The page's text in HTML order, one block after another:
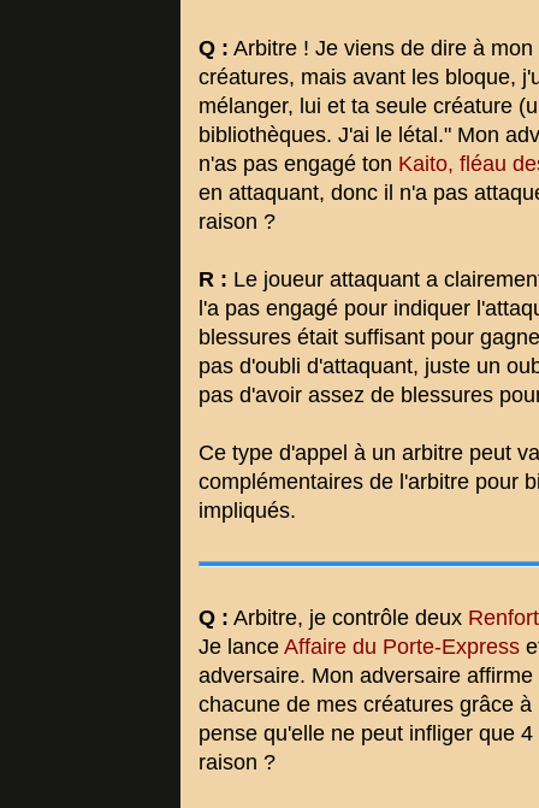
Q : Arbitre ! Je viens de dire à
créatures, mais avant les bloque,
mélanger, lui et ta seule créature
bibliothèques. J'ai le létal." Mon
n'as pas engagé ton Kaito, fléau
en attaquant, donc il n'a pas
raison ?
R : Le joueur attaquant a
l'a pas engagé pour indiquer
blessures était suffisant pour
pas d'oubli d'attaquant, juste un
pas d'avoir assez de blessures
Ce type d'appel à un arbitre peut
complémentaires de l'arbitre pour
impliqués.
Q : Arbitre, je contrôle deux
Je lance Affaire du Porte-Express
adversaire. Mon adversaire
chacune de mes créatures grâce
pense qu'elle ne peut infliger que
raison ?